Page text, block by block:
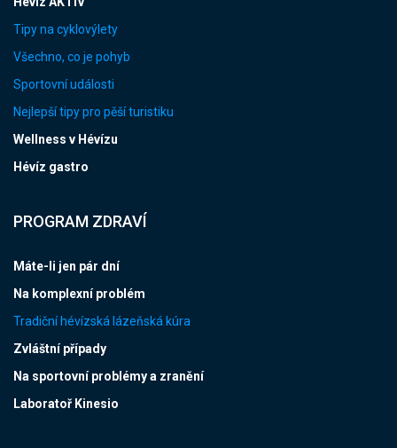
Tipy na cyklovýlety
Všechno, co je pohyb
Sportovní události
Nejlepší tipy pro pěší turistiku
Wellness v Hévízu
Hévíz gastro
PROGRAM ZDRAVÍ
Máte-li jen pár dní
Na komplexní problém
Tradiční hévízská lázeňská kúra
Zvláštní případy
Na sportovní problémy a zranění
Laboratoř Kinesio